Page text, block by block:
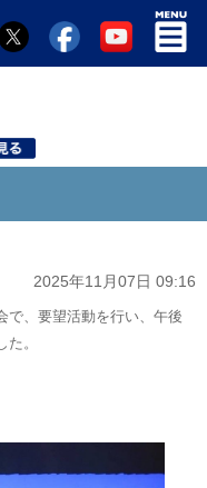
2025年11月07日 09:16
で、要望活動を行い、午後
。